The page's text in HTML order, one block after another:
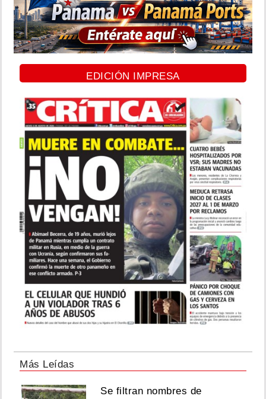
EDICIÓN IMPRESA
Más Leídas
Se filtran nombres de